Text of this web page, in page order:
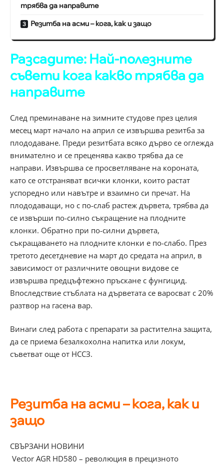
трябва да направите
Резитба на асми – кога, как и защо
Разсадите: Най-полезните
съвети кога какво трябва да
направите
След преминаване на зимните студове през целия
месец март начало на април се извършва резитба за
плододаване. Преди резитбата всяко дърво се оглежда
внимателно и се преценява какво трябва да се
направи. Извършва се просветляване на короната,
като се отстраняват всички клонки, които растат
успоредно или навътре и взаимно си пречат. На
плододаващи, но с по-слаб растеж дървета, трябва да
се извърши по-силно съкращение на плодните
клонки. Обратно при по-силни дървета,
съкращаването на плодните клонки е по-слабо. През
третото десетдневие на март до средата на април, в
зависимост от различните овощни видове се
извършва предцъфтежно пръскане с фунгицид.
Впоследствие стъблата на дърветата се варосват с 20%
разтвор на гасена вар.
Винаги след работа с препарати за растителна защита,
да се приема безалкохолна напитка или локум,
съветват още от НССЗ.
Резитба на асми – кога, как и
защо
СВЪРЗАНИ НОВИНИ
Vector AGR HD580 – революция в прецизното